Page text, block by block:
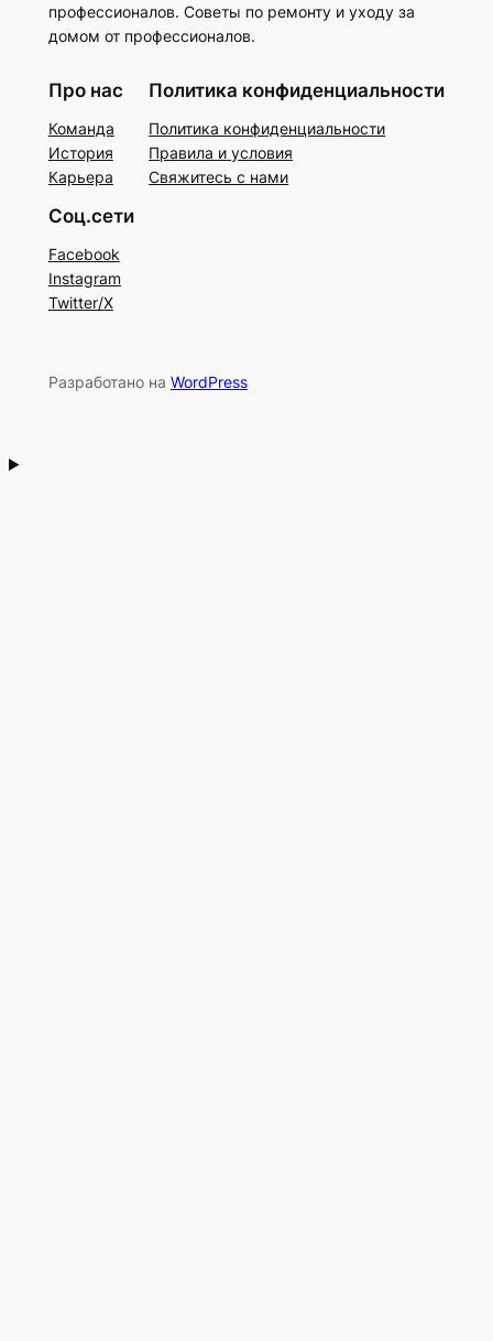
профессионалов. Советы по ремонту и уходу за
домом от профессионалов.
Про нас
Команда
История
Карьера
Политика конфиденциальности
Политика конфиденциальности
Правила и условия
Свяжитесь с нами
Соц.сети
Facebook
Instagram
Twitter/X
Разработано на WordPress